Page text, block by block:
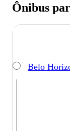
Ônibus
Belo